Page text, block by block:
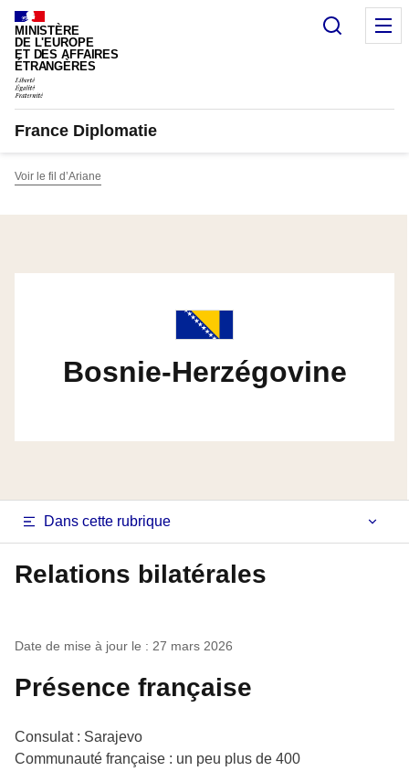
Panneau de gestion des cookies
MINISTÈRE
DE L'EUROPE
ET DES AFFAIRES
ÉTRANGÈRES
France Diplomatie
Voir le fil d’Ariane
Bosnie-Herzégovine
Navigation
latérale
fiche
Dans cette rubrique
Relations bilatérales
Date de mise à jour le : 27 mars 2026
Présence française
Consulat : Sarajevo
Communauté française : un peu plus de 400